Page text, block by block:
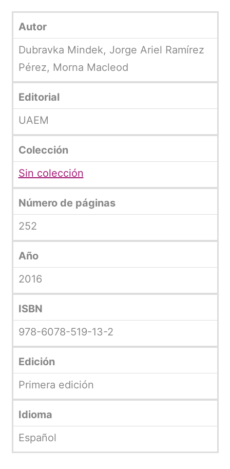
Autor
Dubravka Mindek, Jorge Ariel Ramírez
Pérez, Morna Macleod
Editorial
UAEM
Colección
Sin colección
Número de páginas
252
Año
2016
ISBN
978-6078-519-13-2
Edición
Primera edición
Idioma
Español